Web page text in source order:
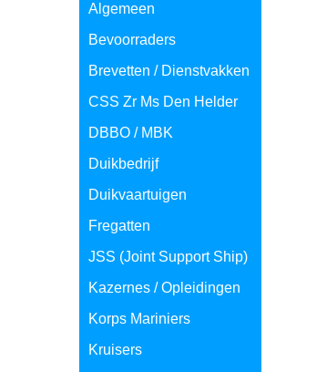
Algemeen
Bevoorraders
Brevetten / Dienstvakken
CSS Zr Ms Den Helder
DBBO / MBK
Duikbedrijf
Duikvaartuigen
Fregatten
JSS (Joint Support Ship)
Kazernes / Opleidingen
Korps Mariniers
Kruisers